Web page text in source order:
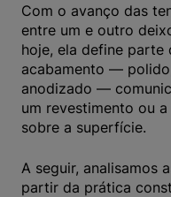
Com o avanço das
entre um e outro
hoje, ela define parte
acabamento —
anodizado —
um revestimento ou
sobre a superfície.
A seguir, analisamos
partir da prática